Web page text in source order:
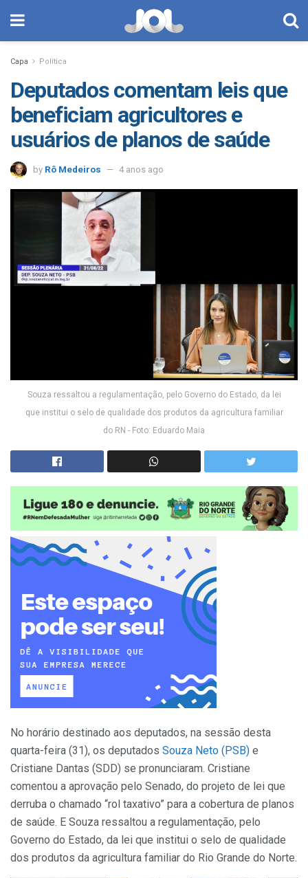
Capa Política
Deputados comentam leis que
beneficiam agricultores e
usuários de planos de saúde
by Rô Medeiros 4 anos ago
Souza ressaltou a regulamentação, pelo Governo do Estado, da lei
que institui o selo de qualidade dos produtos da agricultura familiar
do RN - Foto: Eduardo Maia
No horário destinado aos deputados, na sessão desta
quarta-feira (31), os deputados Souza Neto (PSB) e
Cristiane Dantas (SDD) se pronunciaram. Cristiane
comentou a aprovação pelo Senado, do projeto de lei que
derruba o chamado “rol taxativo” para a cobertura de planos
de saúde. E Souza ressaltou a regulamentação, pelo
Governo do Estado, da lei que institui o selo de qualidade
dos produtos da agricultura familiar do Rio Grande do Norte.